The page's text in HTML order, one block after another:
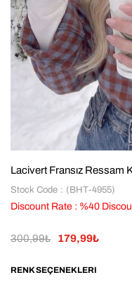
Lacivert Fransız Ressam
Stock Code (BHT-4955)
Discount Rate : %40
300,99₺ 179,99₺